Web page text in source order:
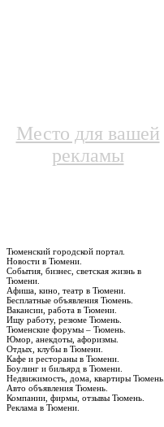
Место для вашей
рекламы
Тюменский городской портал.
Новости в Тюмени.
События, бизнес, светская жизнь в
Тюмени.
Афиша, кино, театр в Тюмени.
Бесплатные объявления Тюмень.
Вакансии, работа в Тюмени.
Ищу работу, резюме Тюмень.
Тюменские форумы – Тюмень.
Юмор, анекдоты, афоризмы.
Отдых, клубы в Тюмени.
Кафе и рестораны в Тюмени.
Боулинг и бильярд в Тюмени.
Недвижимость, дома, квартиры Тюмень.
Авто объявления Тюмень.
Компании, фирмы, отзывы Тюмень.
Реклама в Тюмени.